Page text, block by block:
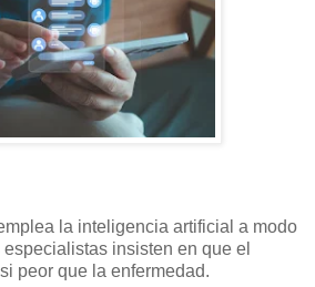
la inteligencia artificial a modo
insisten en que el
peor que la enfermedad.